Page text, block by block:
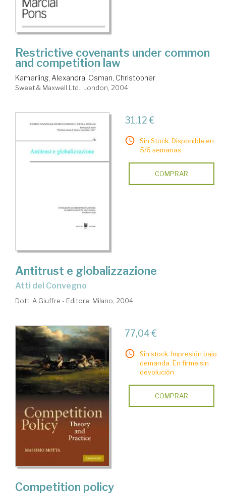
Restrictive covenants under common
and competition law
Kamerling, Alexandra; Osman, Christopher
Sweet & Maxwell Ltd.. London, 2004
31,12 €
Sin Stock. Disponible en
5/6 semanas.
COMPRAR
Antitrust e globalizzazione
atti del Convegno
Dott. A Giuffre - Editore. Milano, 2004
77,04 €
Sin stock. Impresión bajo
demanda. En firme sin
devolución
COMPRAR
Competition policy